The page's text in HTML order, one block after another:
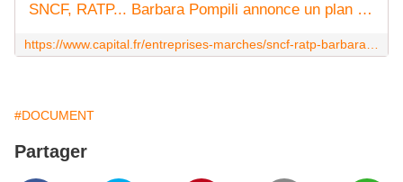
SNCF, RATP... Barbara Pompili annonce un plan de relance massif des transports en commun
#DOCUMENT
Partager